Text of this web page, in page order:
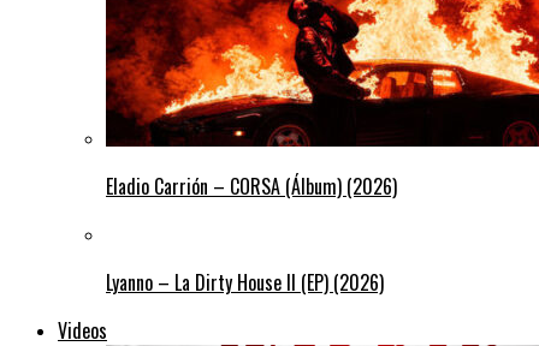
Eladio Carrión – CORSA (Álbum) (2026)
Lyanno – La Dirty House ll (EP) (2026)
Videos